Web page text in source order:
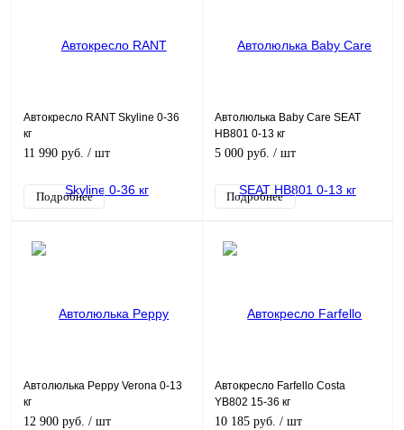
Автокресло RANT Skyline 0-36
кг
11 990 руб. / шт
Подробнее
Автолюлька Baby Care SEAT
HB801 0-13 кг
5 000 руб. / шт
Подробнее
Автолюлька Peppy Verona 0-13
кг
12 900 руб. / шт
Автокресло Farfello Costa
YB802 15-36 кг
10 185 руб. / шт